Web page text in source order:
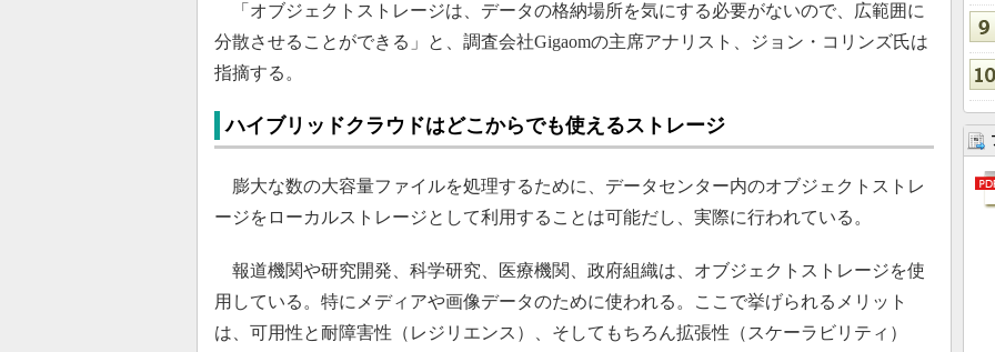
「オブジェクトストレージは、データの格納場所を気にする必要がないので、広範囲に
分散させることができる」と、調査会社Gigaomの主席アナリスト、ジョン・コリンズ氏は
指摘する。
ハイブリッドクラウドはどこからでも使えるストレージ
膨大な数の大容量ファイルを処理するために、データセンター内のオブジェクトストレ
ージをローカルストレージとして利用することは可能だし、実際に行われている。
報道機関や研究開発、科学研究、医療機関、政府組織は、オブジェクトストレージを使
用している。特にメディアや画像データのために使われる。ここで挙げられるメリット
は、可用性と耐障害性（レジリエンス）、そしてもちろん拡張性（スケーラビリティ）